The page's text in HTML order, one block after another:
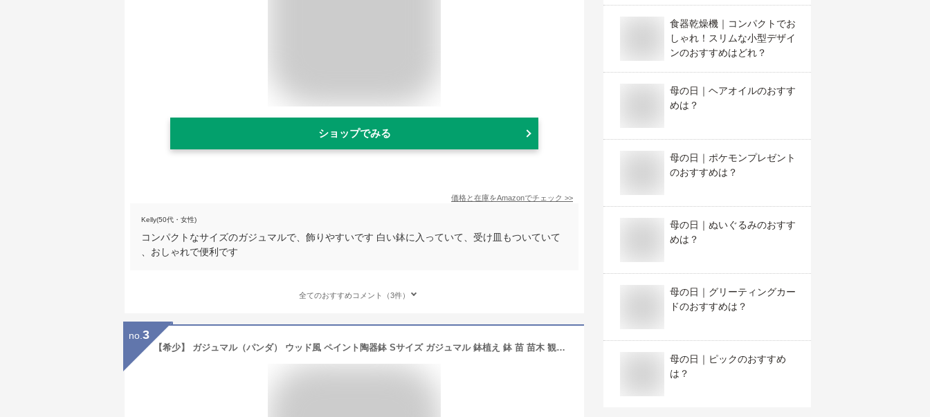
ショップでみる
価格と在庫をAmazonでチェック >>
Kelly(50代・女性)
コンパクトなサイズのガジュマルで、飾りやすいです 白い鉢に入っていて、受け皿もついていて
、おしゃれで便利です
全てのおすすめコメント（3件）
no. 3
【希少】 ガジュマル（パンダ） ウッド風 ペイント陶器鉢 Sサイズ ガジュマル 鉢植え 鉢 苗 苗木 観葉植物 茶色 ブラウン 木目 丸 ラウンド
食器乾燥機｜コンパクトでお
しゃれ！スリムな小型デザイ
ンのおすすめはどれ？
母の日｜ヘアオイルのおすす
めは？
母の日｜ポケモンプレゼント
のおすすめは？
母の日｜ぬいぐるみのおすす
めは？
母の日｜グリーティングカー
ドのおすすめは？
母の日｜ピックのおすすめ
は？